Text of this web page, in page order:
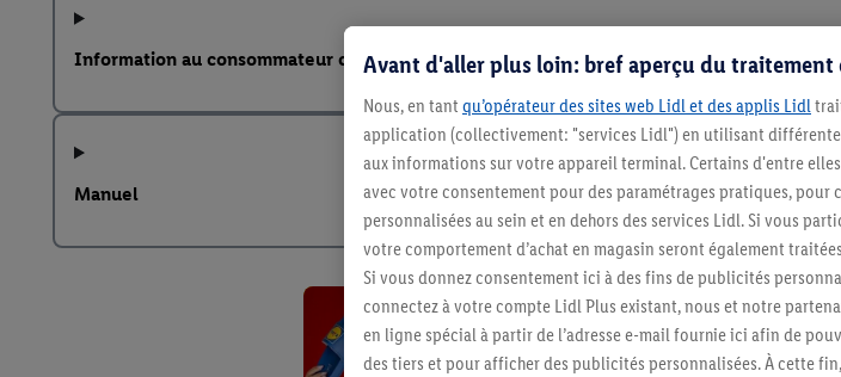
Information au consommateur concernant les batteries
Manuel
Avant d'aller plus loin: bref aperçu du traitement
Nous, en tant qu’opérateur des sites web Lidl et des applis Lidl
application (collectivement: "services Lidl") en utilisant
aux informations sur votre appareil terminal. Certains d'entre
avec votre consentement pour des paramétrages pratiques,
personnalisées au sein et en dehors des services Lidl. Si vous
votre comportement d’achat en magasin seront également
Si vous donnez consentement ici à des fins de publicités
connectez à votre compte Lidl Plus existant, nous et notre
en ligne spécial à partir de l’adresse e-mail fournie ici afin de
des tiers et pour afficher des publicités personnalisées. À cette